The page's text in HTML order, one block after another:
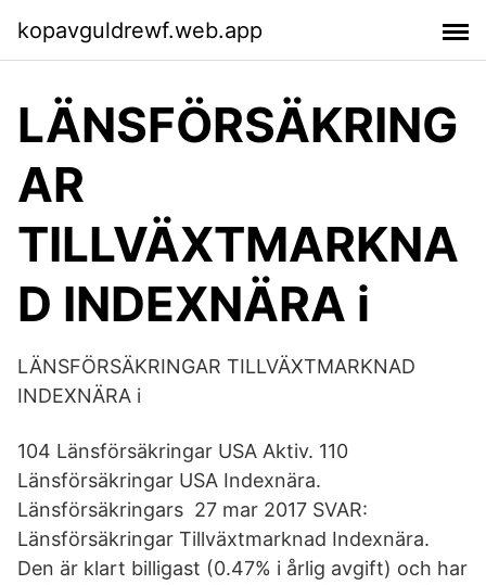
kopavguldrewf.web.app
LÄNSFÖRSÄKRING
AR
TILLVÄXTMARKNA
D INDEXNÄRA i
LÄNSFÖRSÄKRINGAR TILLVÄXTMARKNAD
INDEXNÄRA i
104 Länsförsäkringar USA Aktiv. 110
Länsförsäkringar USA Indexnära.
Länsförsäkringars 27 mar 2017 SVAR:
Länsförsäkringar Tillväxtmarknad Indexnära.
Den är klart billigast (0.47% i årlig avgift) och har